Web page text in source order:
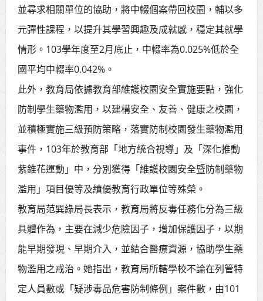
不對稱戰力
蔣萬安再拋出「倒閣說」 喊推陳其
邁組閣
賴總統肯定「金唐獎」得獎者及入
圍者 允諾完善支持體系
並尋求相關單位的協助，將中輟個案帶回校園，輔以多
元彈性課程，以提升其學習興趣及成就感，穩定其就學
情形。103學年度至2月底止，中輟率為0.025%低於全
國平均中輟率0.042%。
此外，教育局依據教育部維護校園安全實施要點，強化
防制學生藥物濫用，以建構安全、友善、健康之校園，
並積極實施三級預防策略，落實防制校園發生藥物濫用
事件，103年於教育部「地方統合視導」及「深化推動
紫錐花運動」中，分別獲得「維護校園安全暨防制藥物
濫用」項目優等及績優教育行政單位等殊榮。
教育局范巽綠局長表示，教育局將反毒任務化分為三級
具體作為，主要在減少危險因子，增加保護因子，以期
能早期發現、早期介入，並結合醫療資源，協助學生藥
物濫用之戒治。她指出，教育局所轄學校不論在列管特
定人員數或「疑涉毒品危害防制條例」案件數，由101